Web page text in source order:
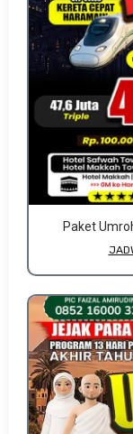
Paket